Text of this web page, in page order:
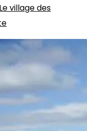
Le village des